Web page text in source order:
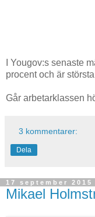
I Yougov:s senaste
procent och är
Går arbetarklassen
3 kommentarer:
Dela
17 september 2015
Mikael